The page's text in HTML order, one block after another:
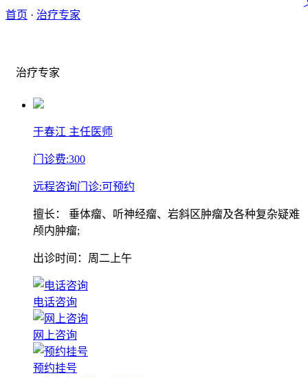
首页 · 治疗专家
治疗专家
于春江 主任医师
门诊费:300
远程咨询门诊:可预约
擅长：
垂体瘤、听神经瘤、岩斜区肿瘤及各种复杂疑难
颅内肿瘤;
出诊时间：周二上午
电话咨询
网上咨询
预约挂号